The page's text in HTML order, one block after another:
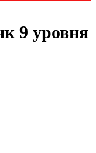
9 уровня